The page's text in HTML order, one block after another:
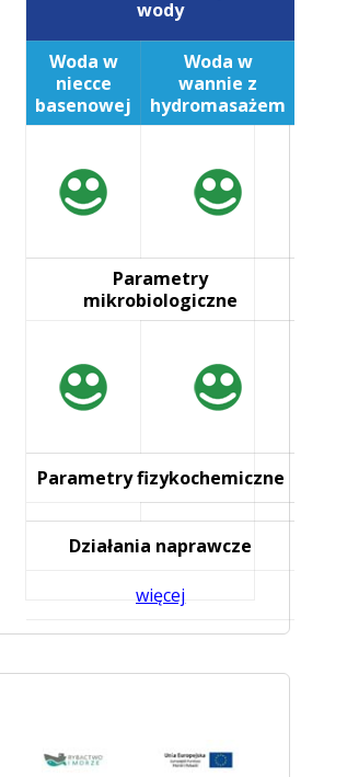
wody
Woda w
niecce
basenowej
Woda w
wannie z
hydromasażem
Parametry
mikrobiologiczne
Parametry fizykochemiczne
Działania naprawcze
więcej